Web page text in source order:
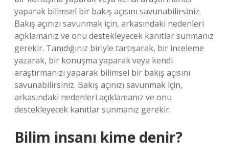
yaparak bilimsel bir bakış açısını savunabilirsiniz.
Bakış açınızı savunmak için, arkasındaki nedenleri
açıklamanız ve onu destekleyecek kanıtlar sunmanız
gerekir. Tanıdığınız biriyle tartışarak, bir inceleme
yazarak, bir konuşma yaparak veya kendi
araştırmanızı yaparak bilimsel bir bakış açısını
savunabilirsiniz. Bakış açınızı savunmak için,
arkasındaki nedenleri açıklamanız ve onu
destekleyecek kanıtlar sunmanız gerekir.
Bilim insanı kime denir?